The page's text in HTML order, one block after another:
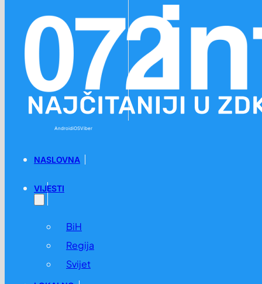
AndroidiOSViber
NASLOVNA
VIJESTI
BiH
Regija
Svijet